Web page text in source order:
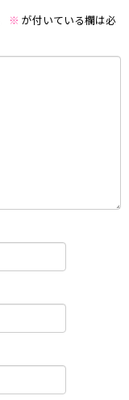
※ が付いている欄は必